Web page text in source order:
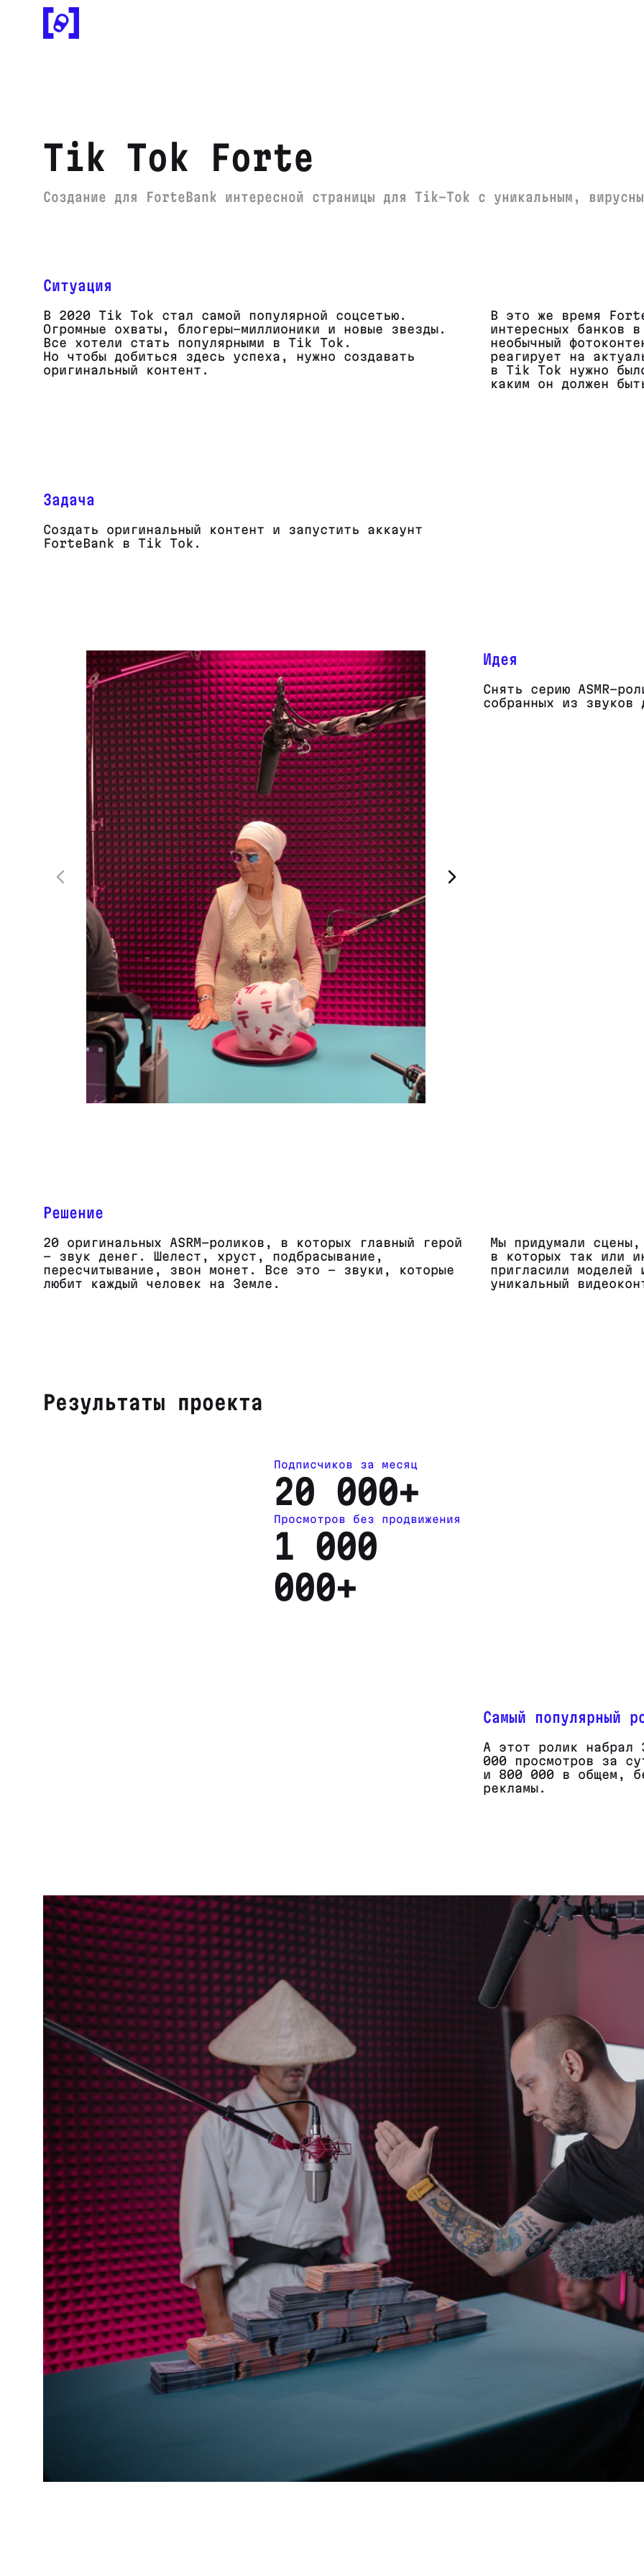
Tik Tok Forte
Создание для ForteBank интересной страницы для Tik-Tok с уникальным,
Ситуация
В 2020 Tik Tok стал самой популярной соцсетью.
Огромные охваты, блогеры-миллионики и новые звезды.
Все хотели стать популярными в Tik Tok.
Но чтобы добиться здесь успеха, нужно создавать
оригинальный контент.
В это же время
интересных банков
необычный
реагирует на
в Tik Tok нужно
каким он должен
Задача
Создать оригинальный контент и запустить аккаунт
ForteBank в Tik Tok.
Идея
Снять серию ASMR-
собранных из звуков
Решение
20 оригинальных ASRM-роликов, в которых главный герой
- звук денег. Шелест, хруст, подбрасывание,
пересчитывание, звон монет. Все это - звуки, которые
любит каждый человек на Земле.
Мы придумали сцены,
в которых так или
пригласили
уникальный
Результаты проекта
Подписчиков за месяц
20 000+
Просмотров без продвижения
1 000
000+
Самый популярный
А этот ролик набрал
000 просмотров за
и 800 000 в общем,
рекламы.